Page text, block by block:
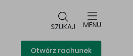
SZUKAJ MENU
Otwórz rachunek